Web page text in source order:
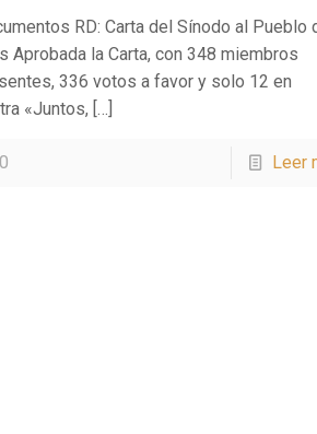
RD: Carta del Sínodo al Pueblo
Aprobada la Carta, con 348 miembros
336 votos a favor y solo 12 en
«Juntos, […]
0 Leer